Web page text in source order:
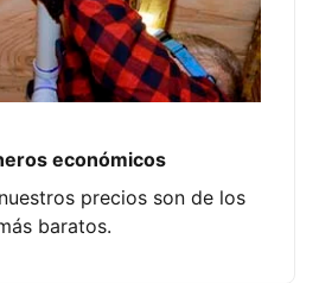
económicos
precios son de los
baratos.